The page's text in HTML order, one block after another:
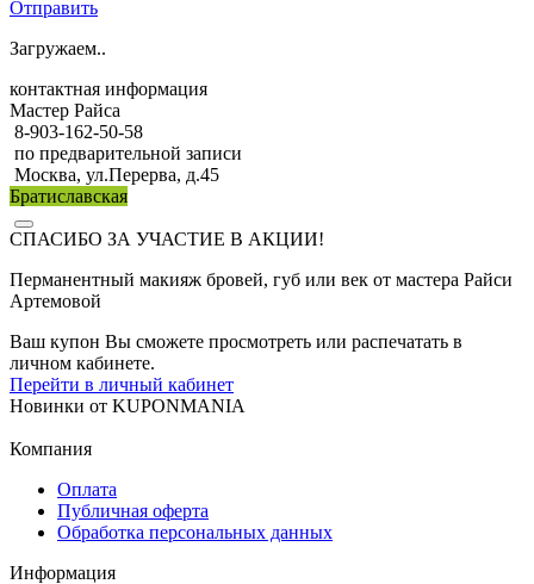
Отправить
Загружаем..
контактная информация
Мастер Райса
8-903-162-50-58
по предварительной записи
Москва, ул.Перерва, д.45
Братиславская
СПАСИБО ЗА УЧАСТИЕ В АКЦИИ!
Перманентный макияж бровей, губ или век от мастера Райси
Артемовой
Ваш купон Вы сможете просмотреть или распечатать в
личном кабинете.
Перейти в личный кабинет
Новинки от KUPONMANIA
Компания
Оплата
Публичная оферта
Обработка персональных данных
Информация